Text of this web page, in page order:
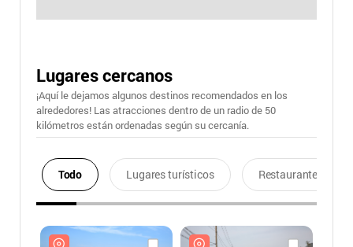
Lugares cercanos
¡Aquí le dejamos algunos destinos recomendados en los
alrededores! Las atracciones dentro de un radio de 50
kilómetros están ordenadas según su cercanía.
Todo Lugares turísticos Restaurantes